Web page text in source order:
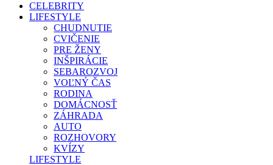
CELEBRITY
LIFESTYLE
CHUDNUTIE
CVIČENIE
PRE ŽENY
INŠPIRÁCIE
SEBAROZVOJ
VOĽNÝ ČAS
RODINA
DOMÁCNOSŤ
ZÁHRADA
AUTO
ROZHOVORY
KVÍZY
LIFESTYLE